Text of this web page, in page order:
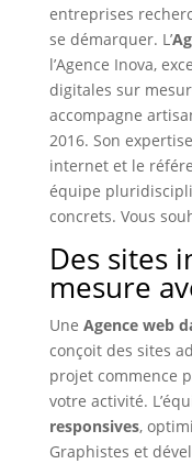
entreprises
se démarquer. L’
l’Agence Inova,
digitales sur
accompagne
2016. Son
internet et le
équipe
concrets. Vous
Des sites
mesure
Une Agence web
conçoit des sites
projet commence
votre activité.
responsives,
Graphistes et